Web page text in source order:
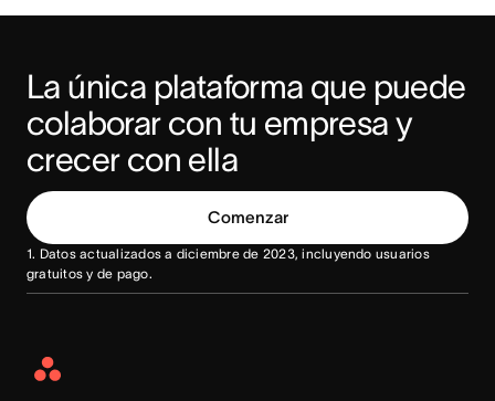
La única plataforma que puede
colaborar con tu empresa y
crecer con ella
Comenzar
1. Datos actualizados a diciembre de 2023, incluyendo usuarios
gratuitos y de pago.
Asana